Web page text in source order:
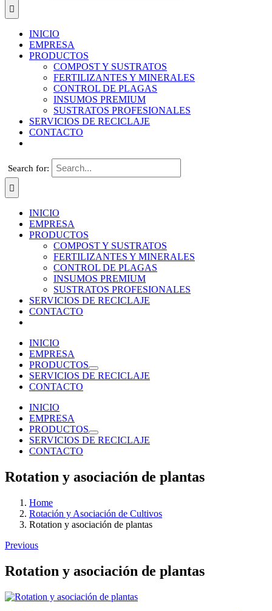
INICIO
EMPRESA
PRODUCTOS
COMPOST Y SUSTRATOS
FERTILIZANTES Y MINERALES
CONTROL DE PLAGAS
INSUMOS PREMIUM
SUSTRATOS PROFESIONALES
SERVICIOS DE RECICLAJE
CONTACTO
Search for:
INICIO
EMPRESA
PRODUCTOS
COMPOST Y SUSTRATOS
FERTILIZANTES Y MINERALES
CONTROL DE PLAGAS
INSUMOS PREMIUM
SUSTRATOS PROFESIONALES
SERVICIOS DE RECICLAJE
CONTACTO
INICIO
EMPRESA
PRODUCTOS
SERVICIOS DE RECICLAJE
CONTACTO
INICIO
EMPRESA
PRODUCTOS
SERVICIOS DE RECICLAJE
CONTACTO
Rotation y asociación de plantas
Home
Rotación y Asociación de Cultivos
Rotation y asociación de plantas
Previous
Rotation y asociación de plantas